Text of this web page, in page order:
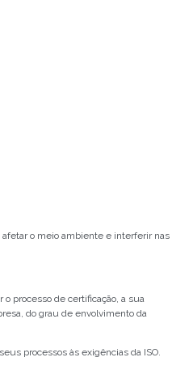
afetar o meio ambiente e interferir nas
processo de certificação, a sua
do grau de envolvimento da
processos às exigências da ISO.